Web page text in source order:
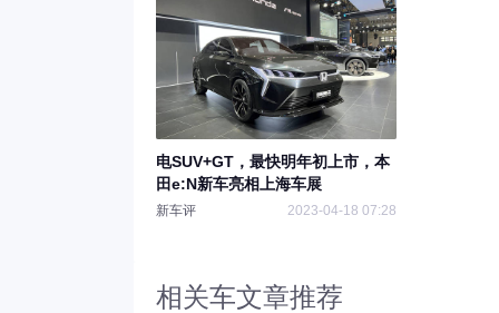
电SUV+GT，最快明年初上市，本
田e:N新车亮相上海车展
新车评 2023-04-18 07:28
相关车文章推荐